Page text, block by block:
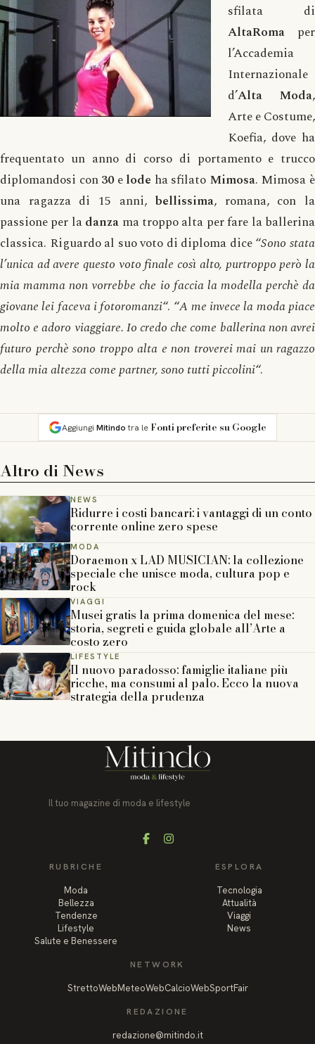
sfilata di
AltaRoma per
l’Accademia
Internazionale
d’Alta Moda,
Arte e Costume,
Koefia, dove ha
frequentato un anno di corso di portamento e trucco
diplomandosi con30elode ha sfilato Mimosa. Mimosa è
una ragazza di 15 anni, bellissima, romana, con la
passione per ladanza ma troppo alta per fare la ballerina
classica. Riguardo al suo voto di diploma dice “Sono stata
l’unica ad avere questo voto finale così alto, purtroppo però la
mia mamma non vorrebbe che io faccia la modella perchè da
giovane lei faceva i fotoromanzi“. “A me invece la moda piace
molto e adoro viaggiare. Io credo che come ballerina non avrei
futuro perchè sono troppo alta e non troverei mai un ragazzo
della mia altezza come partner, sono tutti piccolini“.
Aggiungi Mitindotra le Fonti preferite su Google
Altro di News
NEWS
Ridurre i costi bancari: i vantaggi di un conto
corrente online zero spese
MODA
Doraemon x LAD MUSICIAN: la collezione
speciale che unisce moda, cultura pop e
rock
VIAGGI
Musei gratis la prima domenica del mese:
storia, segreti e guida globale all’Arte a
costo zero
LIFESTYLE
Il nuovo paradosso: famiglie italiane più
ricche, ma consumi al palo. Ecco la nuova
strategia della prudenza
Il tuo magazine di moda e lifestyle
FacebookInstagram
RUBRICHE
Moda
Bellezza
Tendenze
Lifestyle
Salute e Benessere
ESPLORA
Tecnologia
Attualità
Viaggi
News
NETWORK
StrettoWebMeteoWebCalcioWebSportFair
REDAZIONE
redazione@mitindo.it